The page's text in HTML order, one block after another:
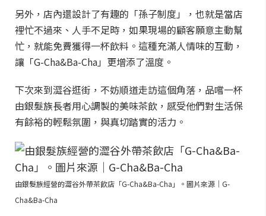
另外，店內還設計了有趣的「孫子制度」，也就是當店
裡忙不過來、人手不足時，如果現場的顧客願意主動幫
忙，就能免費獲得一杯飲料。這種充滿人情味的互動，
讓「G-Cha&Ba-Cha」更增添了溫度。
下次來到澀谷逛街，不妨順道走訪這個角落，品嚐一杯
由銀髮族長者用心調製的美味茶飲，感受他們對生活保
有餘裕的輕鬆氛圍，與真切踏實的活力。
由銀髮族經營的澀谷外帶茶飲店「G-Cha&Ba-Cha」。圖片來源｜G-
Cha&Ba-Cha